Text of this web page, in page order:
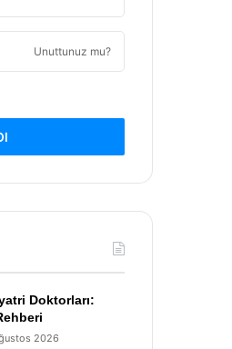
Unuttunuz mu?
Doktorları:
2026